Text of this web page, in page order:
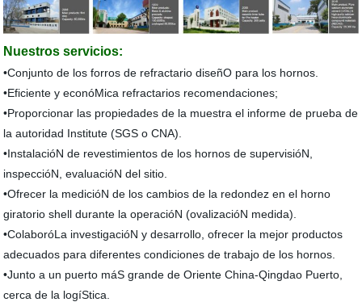
Nuestros servicios:
•Conjunto de los forros de refractario diseñO para los hornos.
•Eficiente y econóMica refractarios recomendaciones;
•Proporcionar las propiedades de la muestra el informe de prueba de
la autoridad Institute (SGS o CNA).
•InstalacióN de revestimientos de los hornos de supervisióN,
inspeccióN, evaluacióN del sitio.
•Ofrecer la medicióN de los cambios de la redondez en el horno
giratorio shell durante la operacióN (ovalizacióN medida).
•ColaboróLa investigacióN y desarrollo, ofrecer la mejor productos
adecuados para diferentes condiciones de trabajo de los hornos.
•Junto a un puerto máS grande de Oriente China-Qingdao Puerto,
cerca de la logíStica.